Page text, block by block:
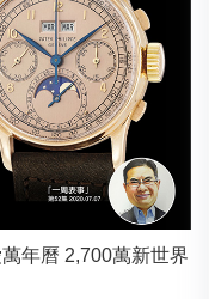
新世界